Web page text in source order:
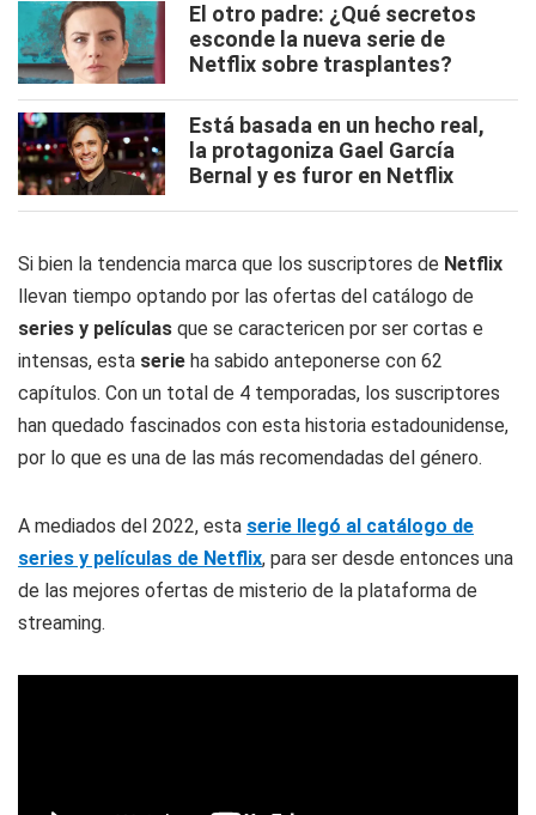
El otro padre: ¿Qué secretos
esconde la nueva serie de
Netflix sobre trasplantes?
Está basada en un hecho real,
la protagoniza Gael García
Bernal y es furor en Netflix
Si bien la tendencia marca que los suscriptores de Netflix
llevan tiempo optando por las ofertas del catálogo de
series y películas que se caractericen por ser cortas e
intensas, esta serie ha sabido anteponerse con 62
capítulos. Con un total de 4 temporadas, los suscriptores
han quedado fascinados con esta historia estadounidense,
por lo que es una de las más recomendadas del género.
A mediados del 2022, esta serie llegó al catálogo de
series y películas de Netflix, para ser desde entonces una
de las mejores ofertas de misterio de la plataforma de
streaming.